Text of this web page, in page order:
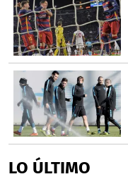
LO ÚLTIMO